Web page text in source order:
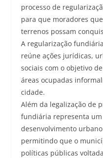
processo de
para que moradores
terrenos possam
A regularização
reúne ações jurídicas,
sociais com o objetivo
áreas ocupadas
cidade.
Além da legalização de
fundiária representa
desenvolvimento
permitindo que o
políticas públicas